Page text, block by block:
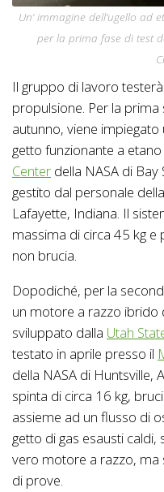
Un’ immagine dell’ugello ad
per la prima fase di test
Il gruppo di lavoro
propulsione. Per la
autunno, viene
getto funzionante a
Center della NASA di
gestito dal personale della
Lafayette, Indiana. Il
massima di circa 45 kg
non brucia.
Dopodiché, per la
un motore a razzo
sviluppato dalla Utah
testato in aprile presso il
della NASA di Huntsville,
spinta di circa 16 kg,
assieme ad un flusso di
getto di gas esausti caldi,
vero motore a razzo, ma
di prove.